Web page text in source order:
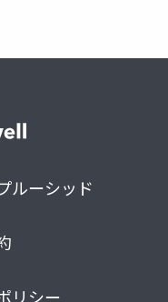
ルーシッド
リシー